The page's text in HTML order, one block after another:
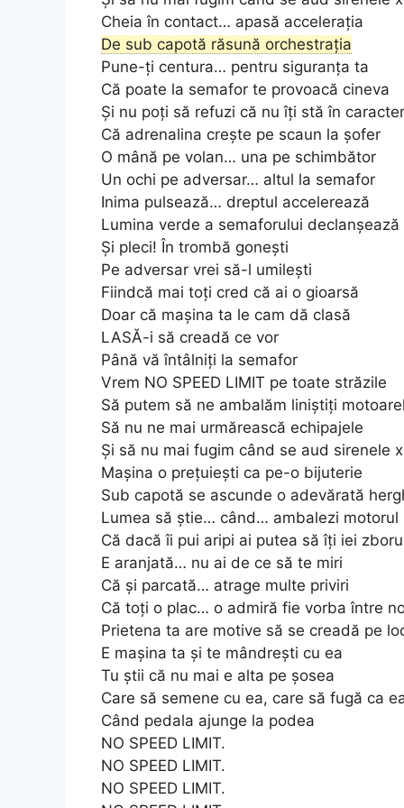
Cheia în contact… apasă accelerația
De sub capotă răsună orchestrația
Pune-ți centura… pentru siguranța ta
Că poate la semafor te provoacă cineva
Și nu poți să refuzi că nu îți stă în caracter
Că adrenalina crește pe scaun la șofer
O mână pe volan… una pe schimbător
Un ochi pe adversar… altul la semafor
Inima pulsează… dreptul accelerează
Lumina verde a semaforului declanșează
Și pleci! În trombă gonești
Pe adversar vrei să-l umilești
Fiindcă mai toți cred că ai o gioarsă
Doar că mașina ta le cam dă clasă
LASĂ-i să creadă ce vor
Până vă întâlniți la semafor
Vrem NO SPEED LIMIT pe toate străzile
Să putem să ne ambalăm liniștiți
Să nu ne mai urmărească echipajele
Și să nu mai fugim când se aud sirenele
Mașina o prețuiești ca pe-o bijuterie
Sub capotă se ascunde o adevărată
Lumea să știe… când… ambalezi motorul
Că dacă îi pui aripi ai putea să îți iei
E aranjată… nu ai de ce să te miri
Că și parcată… atrage multe priviri
Că toți o plac… o admiră fie vorba între
Prietena ta are motive să se creadă pe
E mașina ta și te mândrești cu ea
Tu știi că nu mai e alta pe șosea
Care să semene cu ea, care să fugă ca
Când pedala ajunge la podea
NO SPEED LIMIT.
NO SPEED LIMIT.
NO SPEED LIMIT.